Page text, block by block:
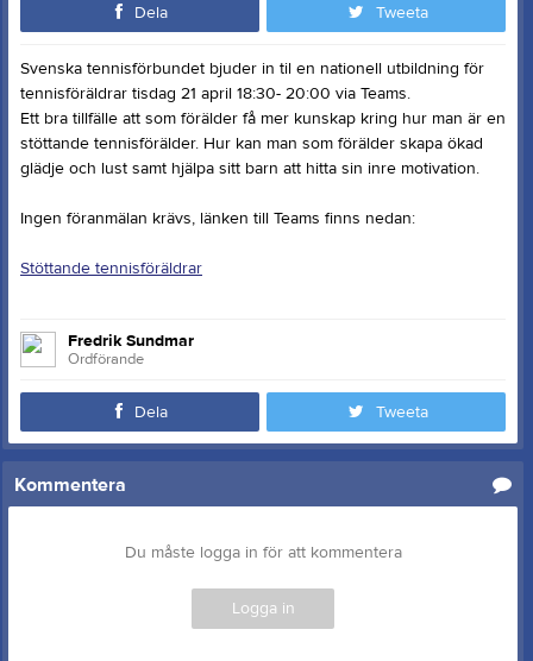
Dela Tweeta
Svenska tennisförbundet bjuder in til en nationell utbildning för
tennisföräldrar tisdag 21 april 18:30- 20:00 via Teams.
Ett bra tillfälle att som förälder få mer kunskap kring hur man är en
stöttande tennisförälder. Hur kan man som förälder skapa ökad
glädje och lust samt hjälpa sitt barn att hitta sin inre motivation.
Ingen föranmälan krävs, länken till Teams finns nedan:
Stöttande tennisföräldrar
Fredrik Sundmar
Ordförande
Dela Tweeta
Kommentera
Du måste logga in för att kommentera
Logga in